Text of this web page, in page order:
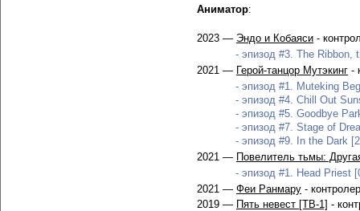
Аниматор:
2023 — Эндо и Кобаяси -
- эпизод #3. The Ribbon,
2021 — Герой-танцор Мутэкинг -
- эпизод #1. Muteking
- эпизод #4. Chill Out
- эпизод #5. Goodbye
- эпизод #7. Stage of
- эпизод #9. In the Dark
2021 — Повелитель тьмы:
- эпизод #1. Head Priest
2021 — Феи Ранмару -
2019 — Пять невест [ТВ-1] -